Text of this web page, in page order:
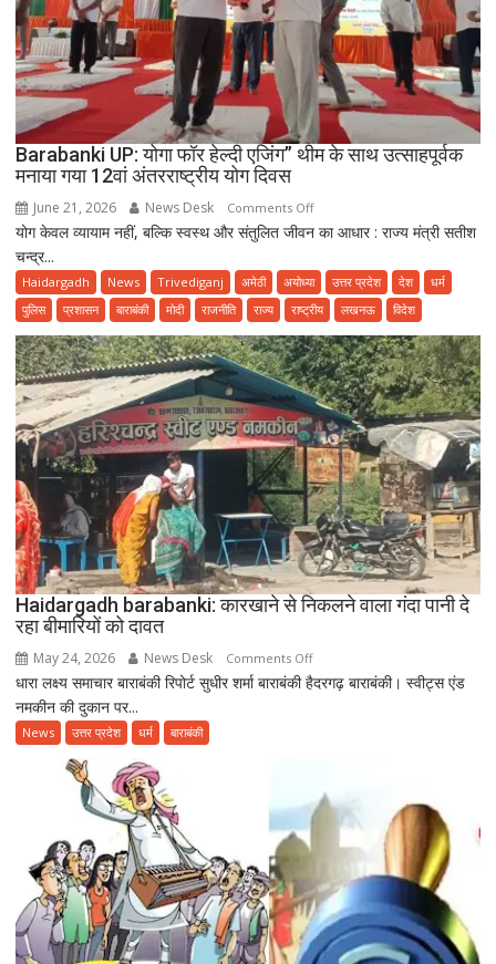
Barabanki UP: योगा फॉर हेल्दी एजिंग” थीम के साथ उत्साहपूर्वक
मनाया गया 12वां अंतरराष्ट्रीय योग दिवस
June 21, 2026 News Desk Comments Offon
Barabanki
योगा
फॉर
हेल्दी
एजिंग”
थीम
के
साथ
उत्साहपूर्वक
मनाया
गया
12वां
अंतरराष्ट्रीय
योग
दिवस
योग केवल व्यायाम नहीं, बल्कि स्वस्थ और संतुलित जीवन का आधार : राज्य मंत्री सतीश
चन्द्र...
Haidargadh News Trivediganj अमेठी अयोध्या उत्तर प्रदेश देश
धर्म
पुलिस
प्रशासन बाराबंकी मोदी राजनीति राज्य राष्ट्रीय लखनऊ विदेश
Haidargadh barabanki: कारखाने से निकलने वाला गंदा पानी दे
रहा बीमारियों को दावत
May 24, 2026 News Desk Comments Offon
Haidargadh
वाला
रहा
बीमारियों
को
धारा लक्ष्य समाचार बाराबंकी रिपोर्ट सुधीर शर्मा बाराबंकी हैदरगढ़ बाराबंकी। स्वीट्स एंड
नमकीन की दुकान पर...
News उत्तर प्रदेश धर्म बाराबंकी